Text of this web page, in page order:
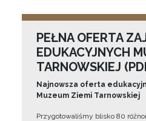
PEŁNA OFERTA
EDUKACYJNYCH
TARNOWSKIEJ
Najnowsza oferta
Muzeum Ziemi Tarnowskiej
Przygotowaliśmy blisko 80